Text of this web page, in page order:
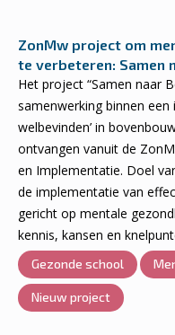
ZonMw project om
te verbeteren: Samen
Het project “Samen naar
samenwerking binnen een
welbevinden’ in
ontvangen vanuit de
en Implementatie. Doel
de implementatie van
gericht op mentale
kennis, kansen en
Gezonde school
Nieuw project